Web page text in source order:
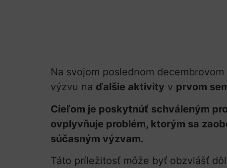
Na svojom poslednom
výzvu na ďalšie aktivity v prvom
Cieľom je poskytnúť schváleným
ovplyvňuje problém, ktorým sa
súčasným výzvam.
Táto príležitosť môže byť obzvlášť